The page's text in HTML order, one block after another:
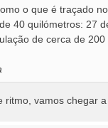
o que é traçado
40 quilómetros: 27
de cerca de
ritmo, vamos chegar